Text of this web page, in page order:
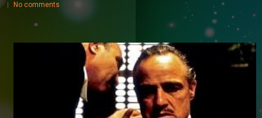
No comments